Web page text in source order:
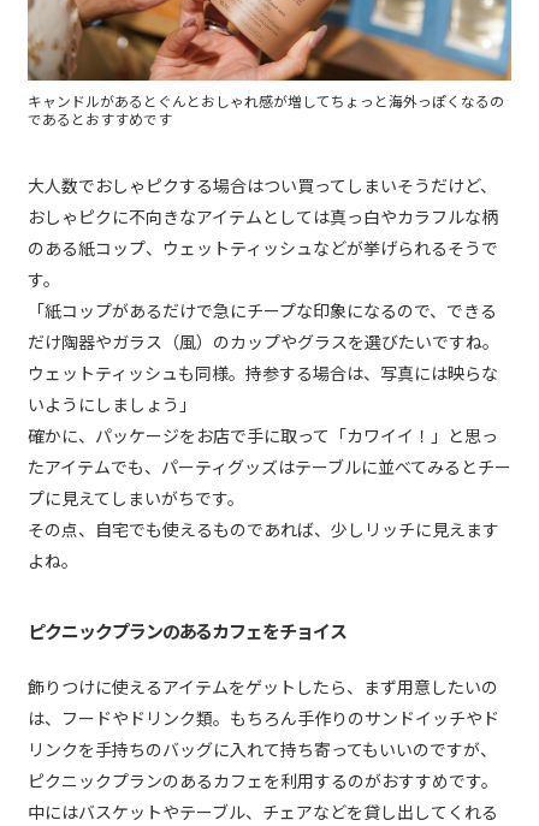
キャンドルがあるとぐんとおしゃれ感が増してちょっと海外っぽくなるの
であるとおすすめです
大人数でおしゃピクする場合はつい買ってしまいそうだけど、
おしゃピクに不向きなアイテムとしては真っ白やカラフルな柄
のある紙コップ、ウェットティッシュなどが挙げられるそうで
す。
「紙コップがあるだけで急にチープな印象になるので、できる
だけ陶器やガラス（風）のカップやグラスを選びたいですね。
ウェットティッシュも同様。持参する場合は、写真には映らな
いようにしましょう」
確かに、パッケージをお店で手に取って「カワイイ！」と思っ
たアイテムでも、パーティグッズはテーブルに並べてみるとチー
プに見えてしまいがちです。
その点、自宅でも使えるものであれば、少しリッチに見えます
よね。
ピクニックプランのあるカフェをチョイス
飾りつけに使えるアイテムをゲットしたら、まず用意したいの
は、フードやドリンク類。もちろん手作りのサンドイッチやド
リンクを手持ちのバッグに入れて持ち寄ってもいいのですが、
ピクニックプランのあるカフェを利用するのがおすすめです。
中にはバスケットやテーブル、チェアなどを貸し出してくれる